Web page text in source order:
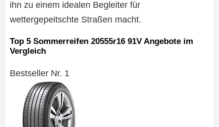
ihn zu einem idealen Begleiter für
wettergepeitschte Straßen macht.
Top 5 Sommerreifen 20555r16 91V Angebote im
Vergleich
Bestseller Nr. 1